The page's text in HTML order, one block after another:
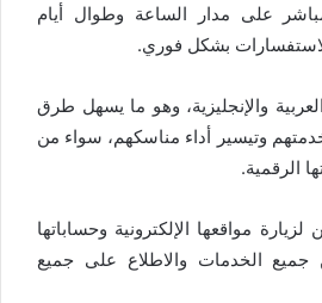
على مدار الساعة وطوال أيام
بشكل فوري.
والإنجليزية، وهو ما يسهل طرق
وتيسير أداء مناسكهم، سواء من
الرقمية.
مواقعها الإلكترونية وحساباتها
جميع الخدمات والاطلاع على جميع